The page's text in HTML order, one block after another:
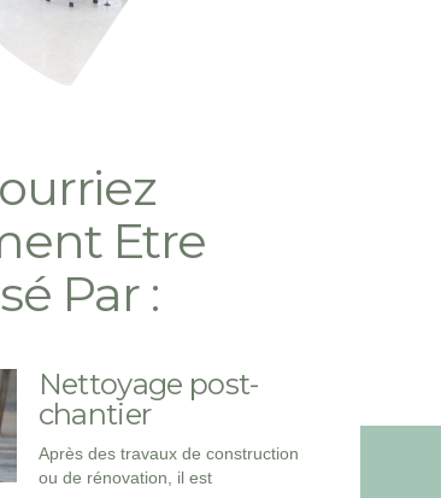
Etre
Par :
Nettoyage post-
chantier
Après des travaux de construction
ou de rénovation, il est